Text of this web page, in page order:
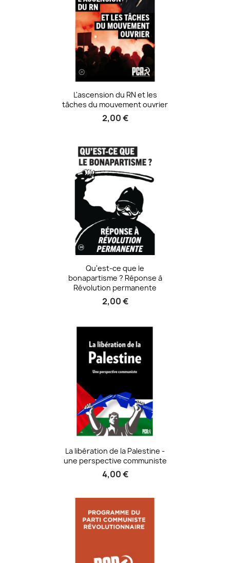
L'ascension du RN et les
tâches du mouvement ouvrier
2,00 €
Qu'est-ce que le
bonapartisme ? Réponse à
Révolution permanente
2,00 €
La libération de la Palestine -
une perspective communiste
4,00 €